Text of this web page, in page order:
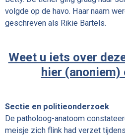
volgde op de havo. Haar naam
geschreven als Rikie Bartels.
Weet u iets over
hier (anoniem)
Sectie en politieonderzoek
De patholoog-anatoom
meisje zich flink had verzet